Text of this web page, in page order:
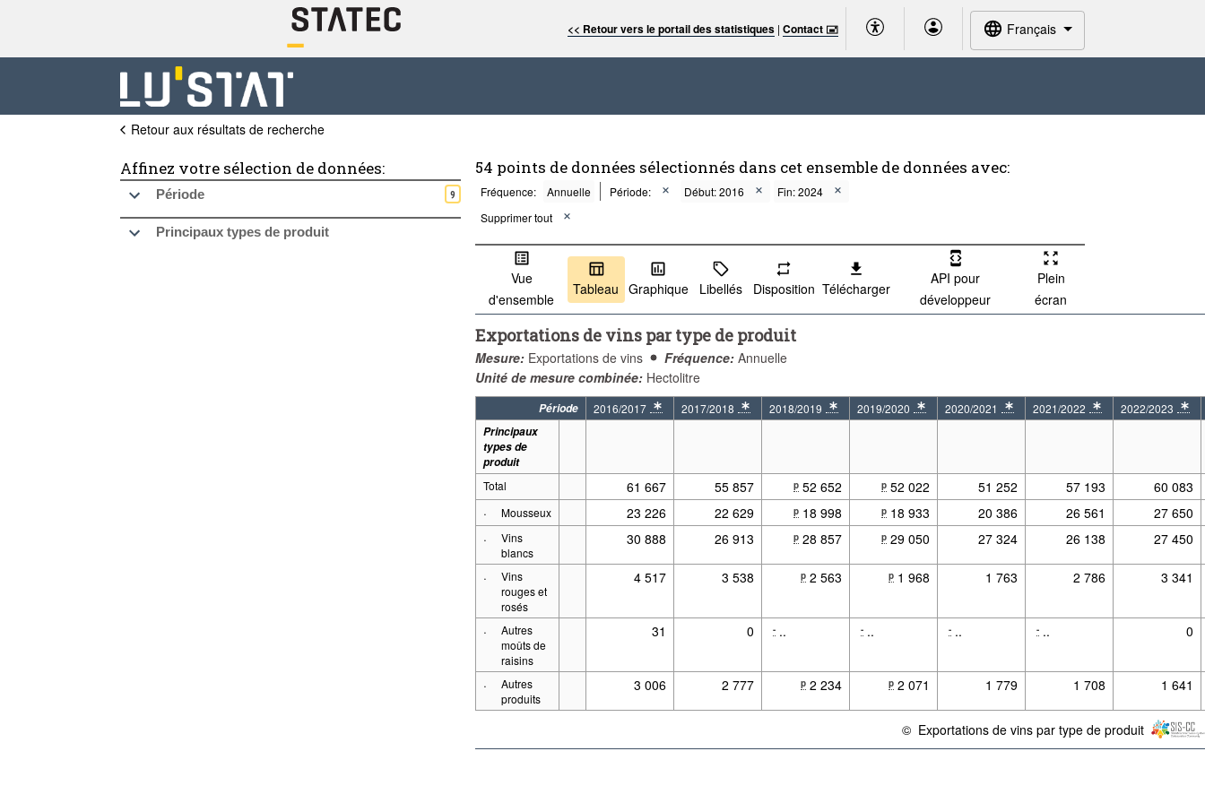
<< Retour vers le portail des statistiques |Contact 🖃 Français
Retour aux résultats de recherche
Affinez votre sélection de données:
Période 9
Principaux types de produit
54 points de données sélectionnés dans cet ensemble de données avec:
Fréquence: Annuelle Période: Début: 2016
Fin: 2024
Supprimer tout
Vue
d'ensemble
Tableau Graphique Libellés Disposition Télécharger
API pour
développeur
Plein
écran
Exportations de vins par type de produit
Mesure: Exportations de vins Fréquence: Annuelle
Unité de mesure combinée: Hectolitre
Période 2016/2017
* 2016-08-01 - 2017-07-31
2017/2018
* 2017-08-01 - 2018-07-31
2018/2019
* 2018-08-01 - 2019-07-31
2019/2020
* 2019-08-01 - 2020-07-31
2020/2021
* 2020-08-01 - 2021-07-31
2021/2022
* 2021-08-01 - 2022-07-31
2022/2023
* 2022-08-01 -
Principaux
types de
produit
Total
61 667 55 857 p 52 652 p 52 022 51 252 57 193
60 083
·Mousseux 23 226 22 629 p 18 998 p 18 933 20 386 26 561
27 650
·Vins
blancs
30 888 26 913 p 28 857 p 29 050 27 324 26 138 27 450
·Vins
rouges et
rosés
4 517 3 538 p 2 563 p 1 968 1 763 2 786 3 341
·Autres
moûts de
raisins
31 0 - .. - .. - .. - .. 0
·Autres
produits
3 006 2 777 p 2 234 p 2 071 1 779 1 708 1 641
©
{link} Conditions d'utilisation
Exportations de vins par type de produit